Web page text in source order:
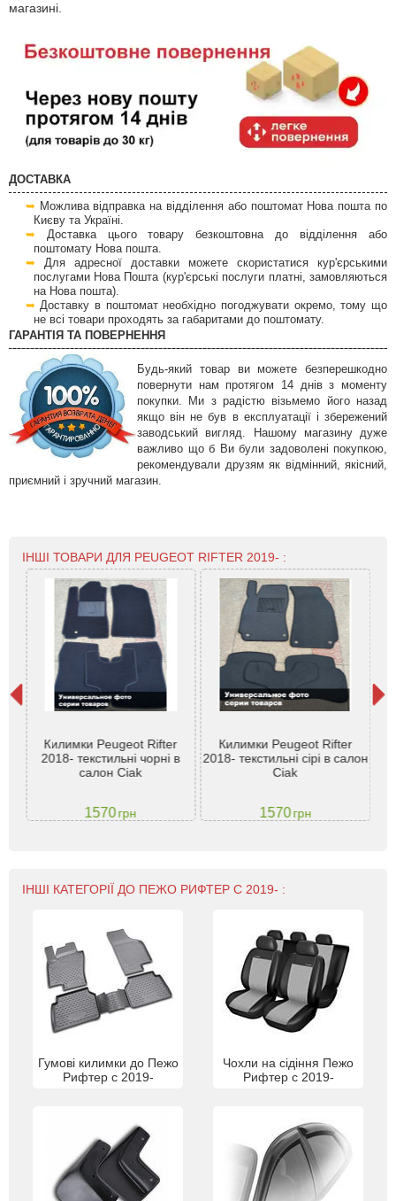
магазині.
ДОСТАВКА
Можлива відправка на відділення або поштомат Нова пошта по
Києву та Україні.
Доставка цього товару безкоштовна до відділення або
поштомату Нова пошта.
Для адресної доставки можете скористатися кур'єрськими
послугами Нова Пошта (кур'єрські послуги платні, замовляються
на Нова пошта).
Доставку в поштомат необхідно погоджувати окремо, тому що
не всі товари проходять за габаритами до поштомату.
ГАРАНТІЯ ТА ПОВЕРНЕННЯ
Будь-який товар ви можете безперешкодно
повернути нам протягом 14 днів з моменту
покупки. Ми з радістю візьмемо його назад
якщо він не був в експлуатації і збережений
заводський вигляд. Нашому магазину дуже
важливо що б Ви були задоволені покупкою,
рекомендували друзям як відмінний, якісний,
приємний і зручний магазин.
ІНШІ ТОВАРИ ДЛЯ PEUGEOT RIFTER 2019- :
Килимки Peugeot Rifter
2018- текстильні чорні в
салон Ciak
1570грн
Килимки Peugeot Rifter
2018- текстильні сірі в салон
Ciak
1570грн
ІНШІ КАТЕГОРІЇ ДО ПЕЖО РИФТЕР С 2019- :
Гумові килимки до Пежо
Рифтер с 2019-
Чохли на сідіння Пежо
Рифтер с 2019-